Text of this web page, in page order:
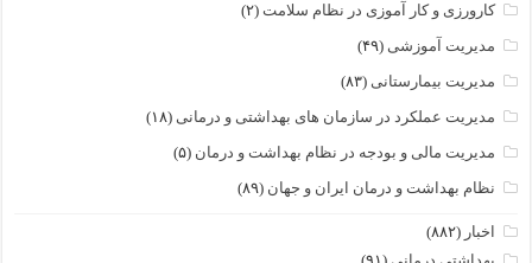
کارورزی و کار آموزی در نظام سلامت (۲)
مدیریت آموزشی (۴۹)
مدیریت بیمارستانی (۸۳)
مدیریت عملکرد در سازمان های بهداشتی و درمانی (۱۸)
مدیریت مالی و بودجه در نظام بهداشت و درمان (۵)
نظام بهداشت و درمان ایران و جهان (۸۹)
اخبار (۸۸۲)